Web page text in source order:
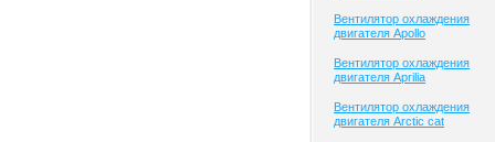
Вентилятор охлаждения
двигателя Apollo
Вентилятор охлаждения
двигателя Aprilia
Вентилятор охлаждения
двигателя Arctic cat